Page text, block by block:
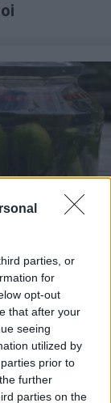
parties, or
for
opt-out
that after your
seeing
utilized by
prior to
further
parties on the
iarnă